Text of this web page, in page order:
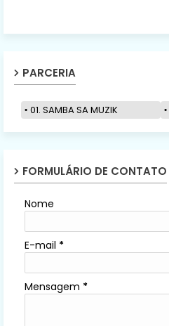
PARCERIA
01. SAMBA SA MUZIK
FORMULÁRIO DE CONTATO
Nome
E-mail *
Mensagem *